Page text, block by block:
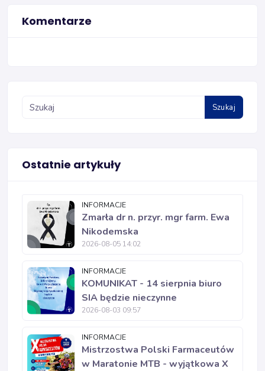
Komentarze
Szukaj
Ostatnie artykuły
INFORMACJE
Zmarła dr n. przyr. mgr farm. Ewa
Nikodemska
2026-08-05 14:02
INFORMACJE
KOMUNIKAT - 14 sierpnia biuro
SIA będzie nieczynne
2026-08-03 09:57
INFORMACJE
Mistrzostwa Polski Farmaceutów
w Maratonie MTB - wyjątkowa X